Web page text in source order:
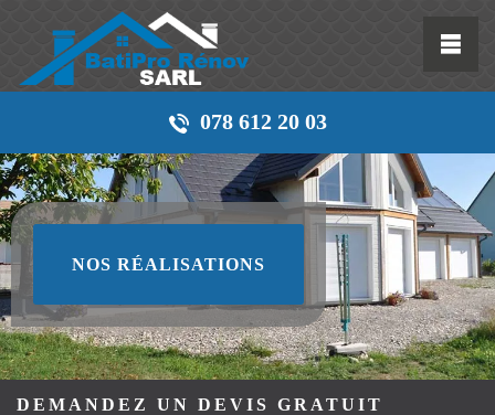
078 612 20 03
NOS RÉALISATIONS
DEMANDEZ UN DEVIS GRATUIT